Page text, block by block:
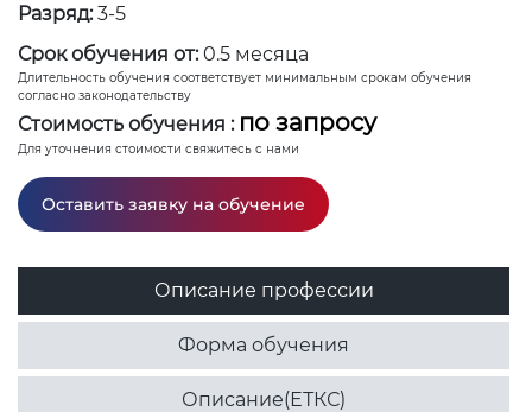
Разряд: 3-5
Срок обучения от: 0.5 месяца
Длительность обучения соответствует минимальным срокам обучения
согласно законодательству
Стоимость обучения : по запросу
Для уточнения стоимости свяжитесь с нами
Оставить заявку на обучение
Описание профессии
Форма обучения
Описание(ЕТКС)